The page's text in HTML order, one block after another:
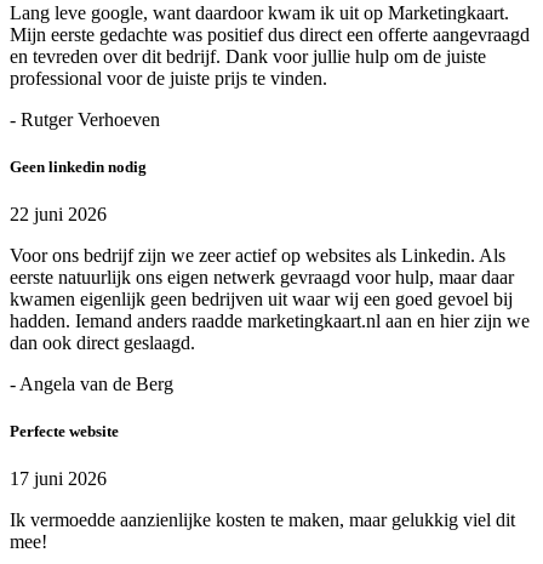
Lang leve google, want daardoor kwam ik uit op Marketingkaart.
Mijn eerste gedachte was positief dus direct een offerte aangevraagd
en tevreden over dit bedrijf. Dank voor jullie hulp om de juiste
professional voor de juiste prijs te vinden.
- Rutger Verhoeven
Geen linkedin nodig
22 juni 2026
Voor ons bedrijf zijn we zeer actief op websites als Linkedin. Als
eerste natuurlijk ons eigen netwerk gevraagd voor hulp, maar daar
kwamen eigenlijk geen bedrijven uit waar wij een goed gevoel bij
hadden. Iemand anders raadde marketingkaart.nl aan en hier zijn we
dan ook direct geslaagd.
- Angela van de Berg
Perfecte website
17 juni 2026
Ik vermoedde aanzienlijke kosten te maken, maar gelukkig viel dit
mee!